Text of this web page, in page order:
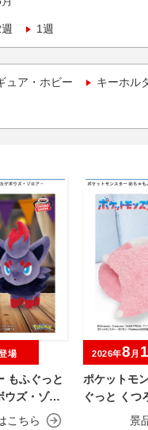
1週
ュア・ホビー キーホル
もふぐっと
ウズ・ゾロ
場
ポケットモ
ぐっと くつ
み～ヤドン
2026年8 月